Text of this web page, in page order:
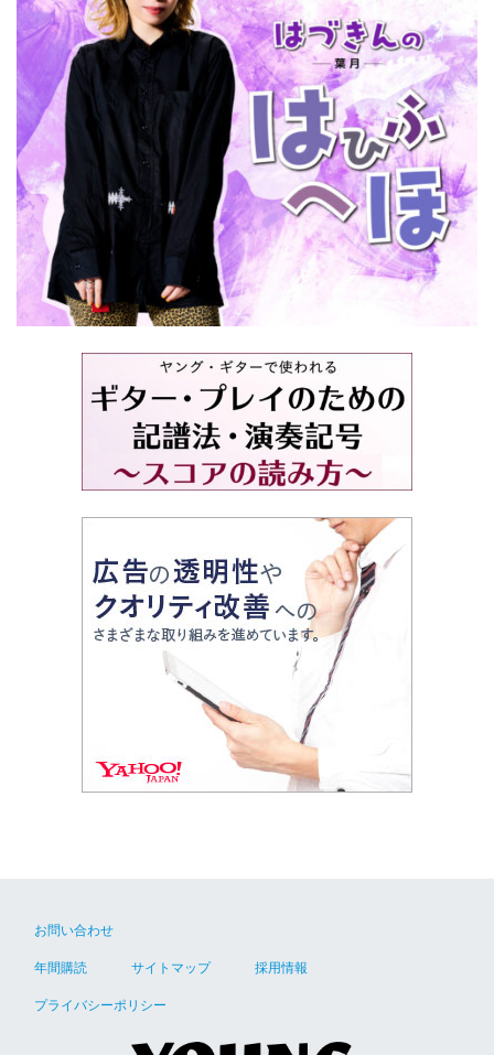
お問い合わせ
年間購読 サイトマップ 採用情報
プライバシーポリシー